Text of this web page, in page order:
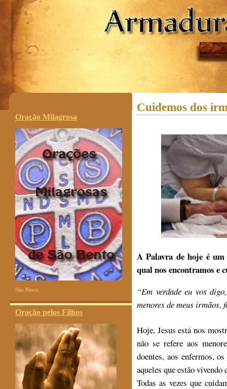
.
Oração Milagrosa
São Bento
Oração pelos Filhos
Cuidemos dos
A Palavra de hoje é um
qual nos encontramos e
“Em verdade eu vos
menores de meus irmãos,
Hoje, Jesus está nos
não se refere aos
doentes, aos enfermos,
aqueles que estão
Todas as vezes que